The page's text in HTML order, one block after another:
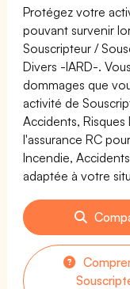
Protégez votre
pouvant survenir
Souscripteur /
Divers -IARD-.
dommages que
activité de
Accidents,
l'assurance RC
Incendie,
adaptée à votre